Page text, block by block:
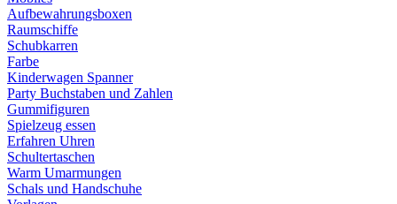
Aufbewahrungsboxen
Raumschiffe
Schubkarren
Farbe
Kinderwagen Spanner
Party Buchstaben und Zahlen
Gummifiguren
Spielzeug essen
Erfahren Uhren
Schultertaschen
Warm Umarmungen
Schals und Handschuhe